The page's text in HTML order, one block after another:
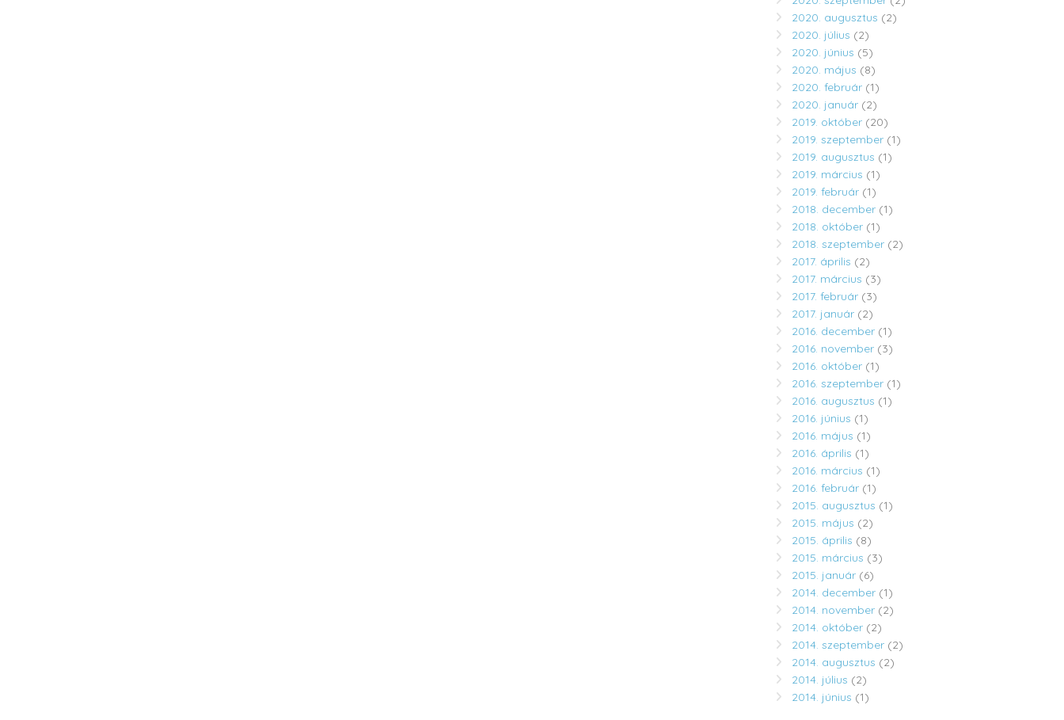
2020. augusztus (2)
2020. július (2)
2020. június (5)
2020. május (8)
2020. február(1)
2020. január(2)
2019. október(20)
2019. szeptember(1)
2019. augusztus (1)
2019. március (1)
2019. február(1)
2018. december(1)
2018. október(1)
2018. szeptember(2)
2017. április (2)
2017. március (3)
2017. február(3)
2017. január(2)
2016. december(1)
2016. november(3)
2016. október(1)
2016. szeptember(1)
2016. augusztus (1)
2016. június (1)
2016. május (1)
2016. április (1)
2016. március (1)
2016. február(1)
2015. augusztus (1)
2015. május (2)
2015. április (8)
2015. március (3)
2015. január(6)
2014. december(1)
2014. november(2)
2014. október(2)
2014. szeptember(2)
2014. augusztus (2)
2014. július (2)
2014. június (1)